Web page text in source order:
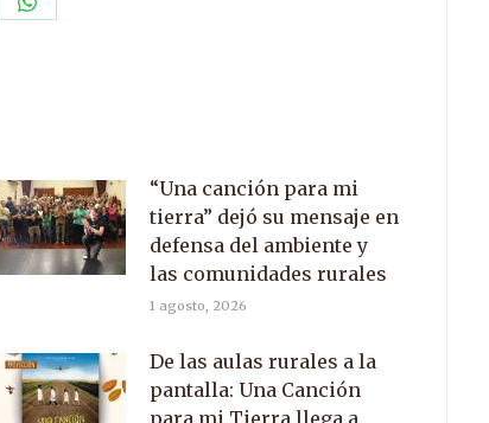
Share
“Una canción para mi
tierra” dejó su mensaje en
defensa del ambiente y
las comunidades rurales
1 agosto, 2026
De las aulas rurales a la
pantalla: Una Canción
para mi Tierra llega a